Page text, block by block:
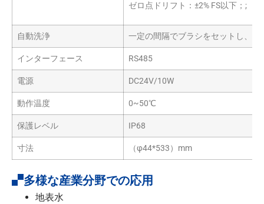
ゼロ点ドリフト：±2% FS以下；;
自動洗浄 一定の間隔でブラシをセットし、
インターフェース RS485
電源 DC24V/10W
動作温度 0~50℃
保護レベル IP68
寸法 （φ44*533）mm
多様な産業分野での応用
地表水